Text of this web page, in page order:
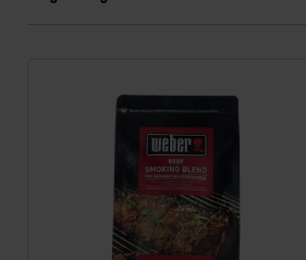
na nové výsledky.